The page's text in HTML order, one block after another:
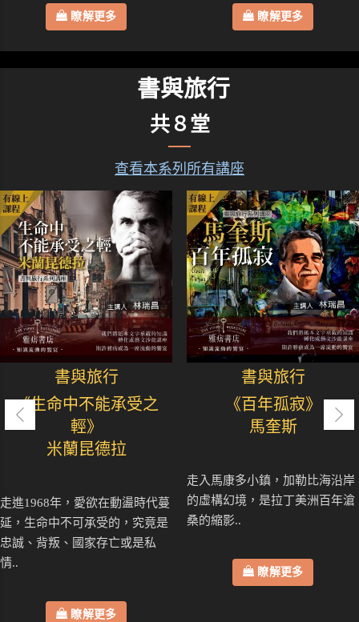
瞭解更多 瞭解更多
書與旅行
共８堂
查看本系列所有講座
書與旅行
《生命中不能承受之
輕》
米蘭昆德拉
走進1968年，愛欲在動盪時代蔓
延，生命中不可承受的，究竟是
忠誠、背叛、國家存亡或是私
情..
瞭解更多
書與旅行
《百年孤寂》
馬奎斯
走入馬康多小鎮，加勒比海沿岸
的虛構幻境，是拉丁美洲百年滄
桑的縮影..
瞭解更多